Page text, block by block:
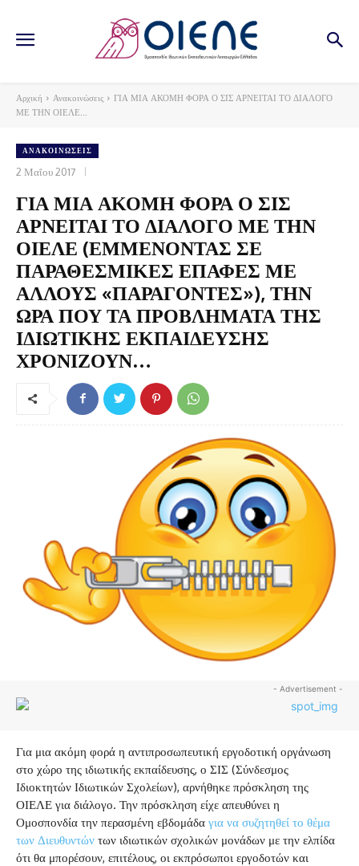
Αρχική Ανακοινώσεις
ΓΙΑ ΜΙΑ ΑΚΟΜΗ ΦΟΡΑ Ο ΣΙΣ ΑΡΝΕΙΤΑΙ ΤΟ ΔΙΑΛΟΓΟ
ΜΕ ΤΗΝ ΟΙΕΛΕ...
ΑΝΑΚΟΙΝΏΣΕΙΣ
2 Μαΐου 2017
ΓΙΑ ΜΙΑ ΑΚΟΜΗ ΦΟΡΑ Ο ΣΙΣ
ΑΡΝΕΙΤΑΙ ΤΟ ΔΙΑΛΟΓΟ ΜΕ ΤΗΝ
ΟΙΕΛΕ (ΕΜΜΕΝΟΝΤΑΣ ΣΕ
ΠΑΡΑΘΕΣΜΙΚΕΣ ΕΠΑΦΕΣ ΜΕ
ΑΛΛΟΥΣ «ΠΑΡΑΓΟΝΤΕΣ»), ΤΗΝ
ΩΡΑ ΠΟΥ ΤΑ ΠΡΟΒΛΗΜΑΤΑ ΤΗΣ
ΙΔΙΩΤΙΚΗΣ ΕΚΠΑΙΔΕΥΣΗΣ
ΧΡΟΝΙΖΟΥΝ…
- Advertisement -
Για μια ακόμη φορά η αντιπροσωπευτική εργοδοτική οργάνωση
στο χώρο της ιδιωτικής εκπαίδευσης, ο ΣΙΣ (Σύνδεσμος
Ιδιοκτητών Ιδιωτικών Σχολείων), αρνήθηκε πρόσκληση της
ΟΙΕΛΕ για διάλογο. Την πρόσκληση είχε απευθύνει η
Ομοσπονδία την περασμένη εβδομάδα για να συζητηθεί το θέμα
των Διευθυντών των ιδιωτικών σχολικών μονάδων με την ελπίδα
ότι θα μπορέσουν, επιτέλους, οι εκπρόσωποι εργοδοτών και